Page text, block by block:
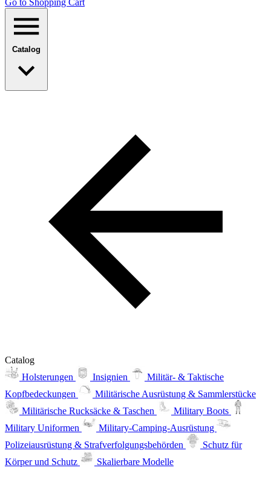
Go to Shopping Сart
Catalog
Catalog
Holsterungen
Insignien
Militär- & Taktische
Kopfbedeckungen
Militärische Ausrüstung & Sammlerstücke
Militärische Rucksäcke & Taschen
Military Boots
Military Uniformen
Military-Camping-Ausrüstung
Polizeiausrüstung & Strafverfolgungsbehörden
Schutz für
Körper und Schutz
Skalierbare Modelle